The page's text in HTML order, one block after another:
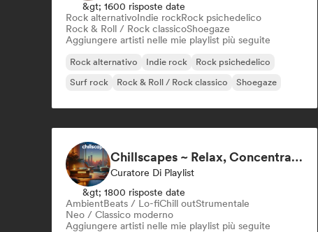
&gt; 1600 risposte date
Rock alternativoIndie rockRock psichedelico
Rock & Roll / Rock classicoShoegaze
Aggiungere artisti nelle mie playlist più seguite
Rock alternativo Indie rock
Rock psichedelico
Surf rock
Rock & Roll / Rock classico Shoegaze
Chillscapes ~ Relax, Concentrate, Meditate, Sleep, Dream
Curatore Di Playlist
&gt; 1800 risposte date
AmbientBeats / Lo-fiChill outStrumentale
Neo / Classico moderno
Aggiungere artisti nelle mie playlist più seguite